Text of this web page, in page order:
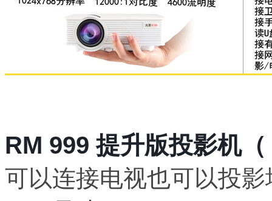
RM 999 提升版投影机
可以连接电视也可以投